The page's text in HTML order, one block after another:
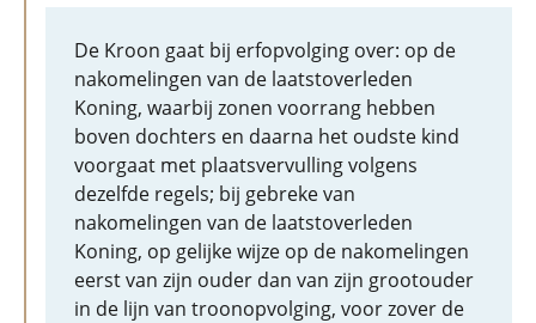
De Kroon gaat bij erfopvolging over: op de
nakomelingen van de laatstoverleden
Koning, waarbij zonen voorrang hebben
boven dochters en daarna het oudste kind
voorgaat met plaatsvervulling volgens
dezelfde regels; bij gebreke van
nakomelingen van de laatstoverleden
Koning, op gelijke wijze op de nakomelingen
eerst van zijn ouder dan van zijn grootouder
in de lijn van troonopvolging, voor zover de